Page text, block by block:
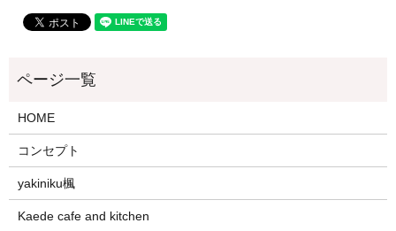
HOME
コンセプト
yakiniku楓
Kaede cafe and kitchen